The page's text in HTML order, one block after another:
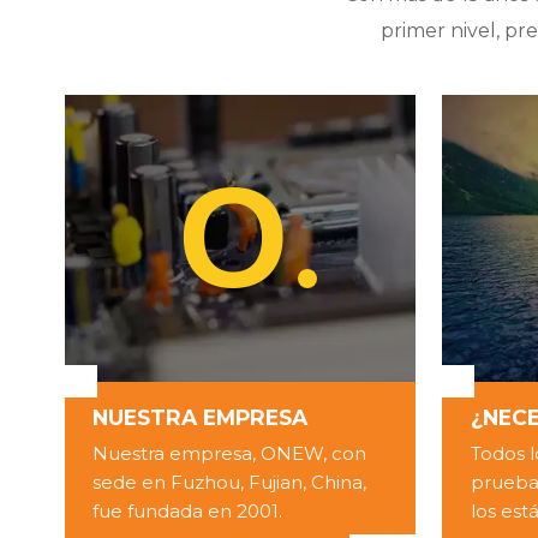
primer nivel,
O
NUESTRA EMPRESA
Nuestra empresa, ONEW, con
sede en Fuzhou, Fujian, China,
fue fundada en 2001.
O
NUESTRA EMPRESA
Nuestra empresa, ONEW, con
sede en Fuzhou, Fujian, China, fue
MÁS
Todos
los